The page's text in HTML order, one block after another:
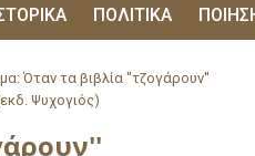
ΠΟΛΙΤΙΚΑ
Όταν τα βιβλία ''τζογάρουν''
Ψυχογιός)